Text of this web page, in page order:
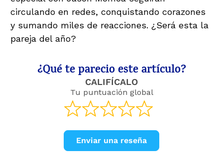
circulando en redes, conquistando corazones
y sumando miles de reacciones. ¿Será esta la
pareja del año?
¿Qué te parecio este artículo?
CALIFÍCALO
Tu puntuación global
Enviar una reseña